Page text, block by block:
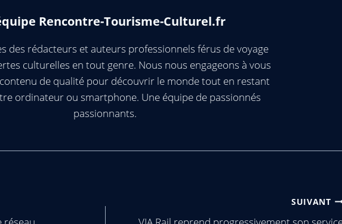
Rencontre-Tourisme-Culturel.fr
des rédacteurs et auteurs professionnels férus de voyage
culturelles en tout genre. Nous nous engageons à vous
de qualité pour découvrir le monde tout en restant
ordinateur ou smartphone. Une équipe de passionnés
passionnants.
SUIVANT